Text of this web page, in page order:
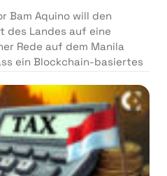
Bam Aquino will den
des Landes auf eine
Rede auf dem Manila
ein Blockchain-basiertes